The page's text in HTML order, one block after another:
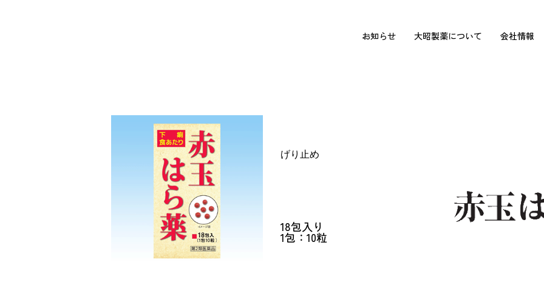
お知らせ 大昭製薬について 会社情報
げり止め
18包入り
1包：10粒